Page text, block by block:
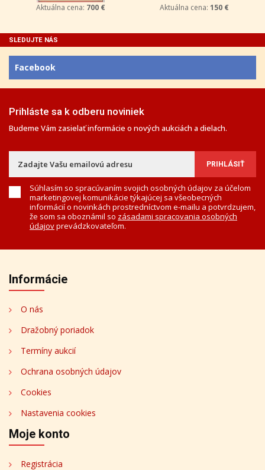
Aktuálna cena: 700 € Aktuálna cena: 150 €
SLEDUJTE NÁS
Facebook
Prihláste sa k odberu noviniek
Budeme Vám zasielať informácie o nových aukciách a dielach.
Súhlasím so spracúvaním svojich osobných údajov za účelom
marketingovej komunikácie týkajúcej sa všeobecných
informácií o novinkách prostredníctvom e-mailu a potvrdzujem,
že som sa oboznámil so zásadami spracovania osobných
údajovprevádzkovateľom.
Informácie
O nás
Dražobný poriadok
Termíny aukcií
Ochrana osobných údajov
Cookies
Nastavenia cookies
Moje konto
Registrácia